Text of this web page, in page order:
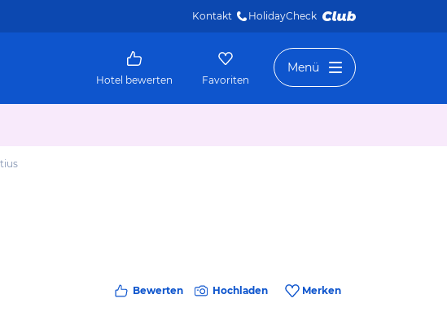
Kontakt HolidayCheck
Hotel bewerten Favoriten
Menü
Bewerten Hochladen Merken